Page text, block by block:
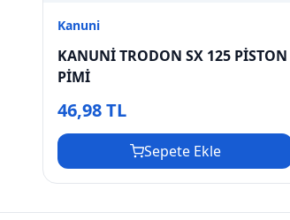
Kanuni
KANUNİ TRODON SX 125 PİSTON
PİMİ
46,98 TL
Sepete Ekle